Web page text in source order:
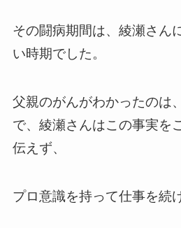
その闘病期間は、綾瀬さん
い時期でした。
父親のがんがわかったのは
で、綾瀬さんはこの事実を
伝えず、
プロ意識を持って仕事を続